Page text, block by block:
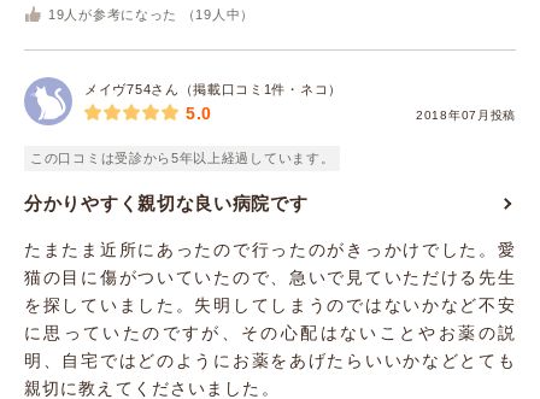
19 人が参考になった （ 19 人中）
メイヴ754さん（掲載口コミ1件・ネコ）
2018年07月投稿
5.0
この口コミは受診から5年以上経過しています。
分かりやすく親切な良い病院です
たまたま近所にあったので行ったのがきっかけでした。愛
猫の目に傷がついていたので、急いで見ていただける先生
を探していました。失明してしまうのではないかなど不安
に思っていたのですが、その心配はないことやお薬の説
明、自宅ではどのようにお薬をあげたらいいかなどとても
親切に教えてくださいました。